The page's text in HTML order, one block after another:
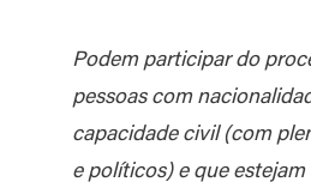
Podem participar do
pessoas com
capacidade civil (com
e políticos) e que